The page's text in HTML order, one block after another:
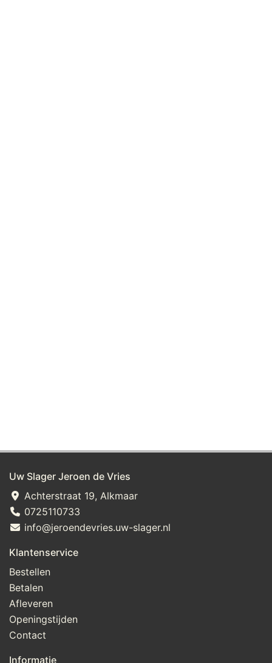
Uw Slager Jeroen de Vries
Achterstraat 19, Alkmaar
0725110733
info@jeroendevries.uw-slager.nl
Klantenservice
Bestellen
Betalen
Afleveren
Openingstijden
Contact
Informatie